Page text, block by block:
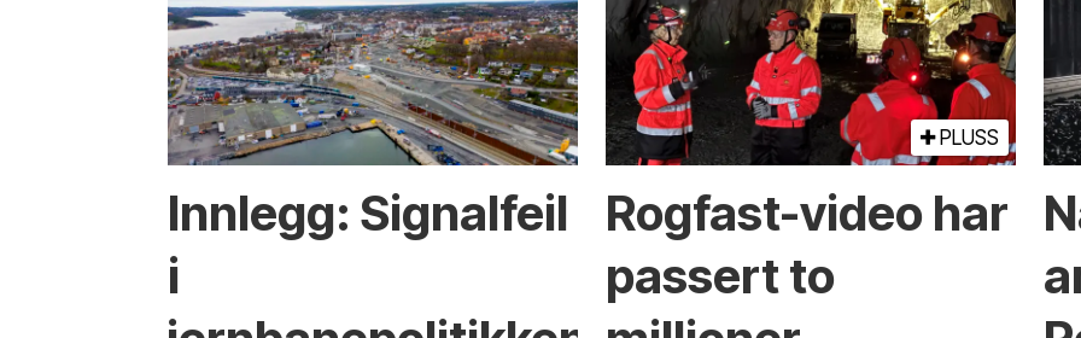
Innlegg: Signalfeil
i
PLUSS
Rogfast-video har
passert to